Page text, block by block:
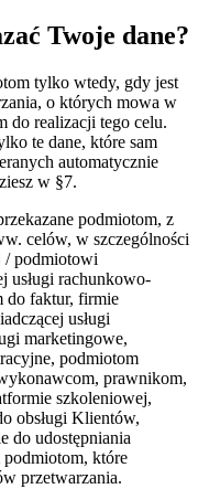
Twoje dane?
tylko wtedy, gdy jest
o których mowa w
do realizacji tego celu.
te dane, które sam
automatycznie
w §7.
podmiotom, z
celów, w szczególności
/ podmiotowi
usługi rachunkowo-
do faktur, firmie
usługi
marketingowe,
podmiotom
prawnikom,
szkoleniowej,
obsługi Klientów,
do udostępniania
które
przetwarzania.